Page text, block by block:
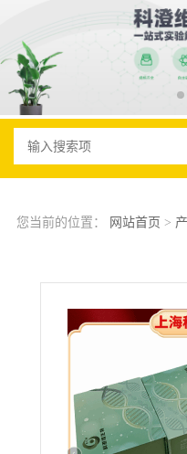
您当前的位置： 网站首页 >